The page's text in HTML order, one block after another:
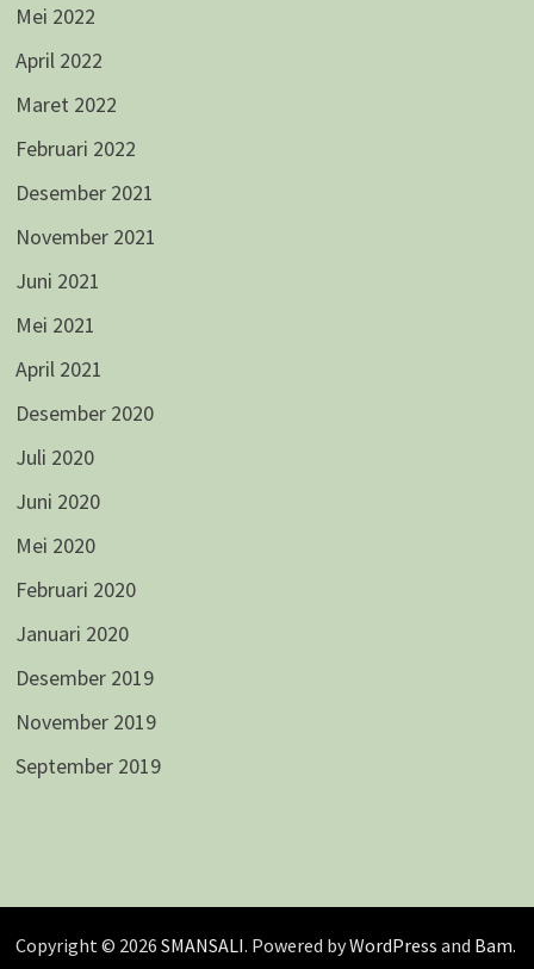
Mei 2022
April 2022
Maret 2022
Februari 2022
Desember 2021
November 2021
Juni 2021
Mei 2021
April 2021
Desember 2020
Juli 2020
Juni 2020
Mei 2020
Februari 2020
Januari 2020
Desember 2019
November 2019
September 2019
Copyright © 2026 SMANSALI. Powered byWordPress and Bam.